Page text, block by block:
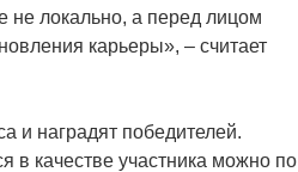
не локально, а перед лицом
карьеры», – считает
и наградят победителей.
в качестве участника можно по